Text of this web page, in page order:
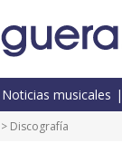
Noticias musicales
> Discografía